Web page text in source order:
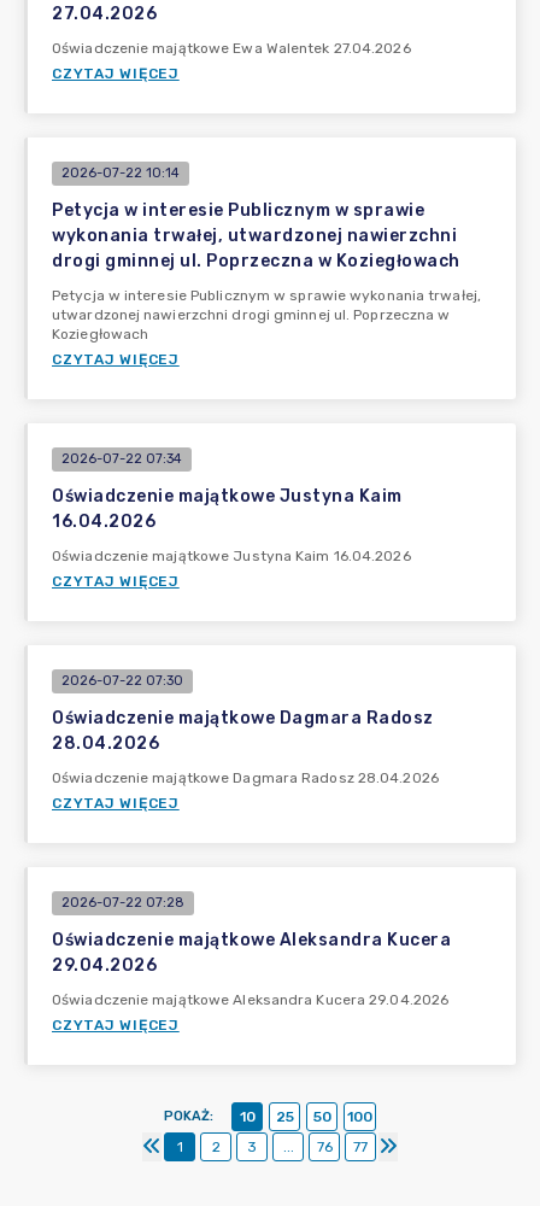
27.04.2026
Oświadczenie majątkowe Ewa Walentek 27.04.2026
CZYTAJ WIĘCEJ
2026-07-22 10:14
Petycja w interesie Publicznym w sprawie
wykonania trwałej, utwardzonej nawierzchni
drogi gminnej ul. Poprzeczna w Koziegłowach
Petycja w interesie Publicznym w sprawie wykonania trwałej,
utwardzonej nawierzchni drogi gminnej ul. Poprzeczna w
Koziegłowach
CZYTAJ WIĘCEJ
2026-07-22 07:34
Oświadczenie majątkowe Justyna Kaim
16.04.2026
Oświadczenie majątkowe Justyna Kaim 16.04.2026
CZYTAJ WIĘCEJ
2026-07-22 07:30
Oświadczenie majątkowe Dagmara Radosz
28.04.2026
Oświadczenie majątkowe Dagmara Radosz 28.04.2026
CZYTAJ WIĘCEJ
2026-07-22 07:28
Oświadczenie majątkowe Aleksandra Kucera
29.04.2026
Oświadczenie majątkowe Aleksandra Kucera 29.04.2026
CZYTAJ WIĘCEJ
POKAŻ: 10 25 50
100
1
2 3 ... 76 77